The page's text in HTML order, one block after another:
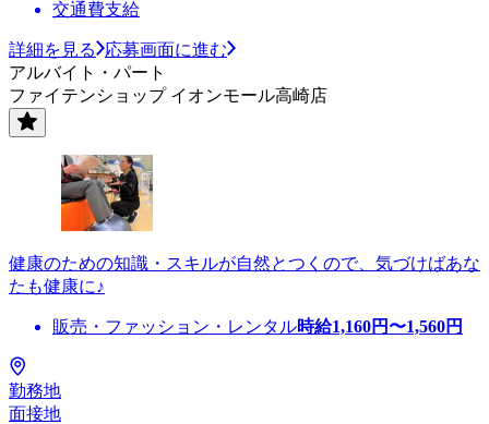
交通費支給
詳細を見る
応募画面に進む
アルバイト・パート
ファイテンショップ イオンモール高崎店
健康のための知識・スキルが自然とつくので、気づけばあな
たも健康に♪
販売・ファッション・レンタル時給1,160円〜1,560円
勤務地
面接地